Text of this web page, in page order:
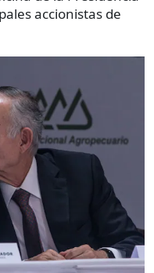
accionistas de